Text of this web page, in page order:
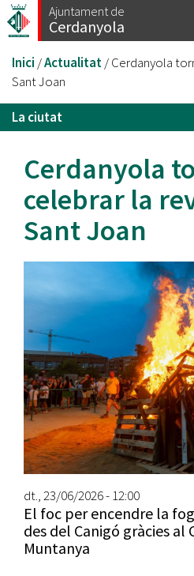
Vés
al
Ajuntament de
Cerdanyola
Esteu
aquí
Inici /Actualitat/Cerdanyola
Sant Joan
La ciutat
Cerdanyola
celebrar la
Sant Joan
dt., 23/06/2026 - 12:00
El foc per encendre la
des del Canigó gràcies al
Muntanya